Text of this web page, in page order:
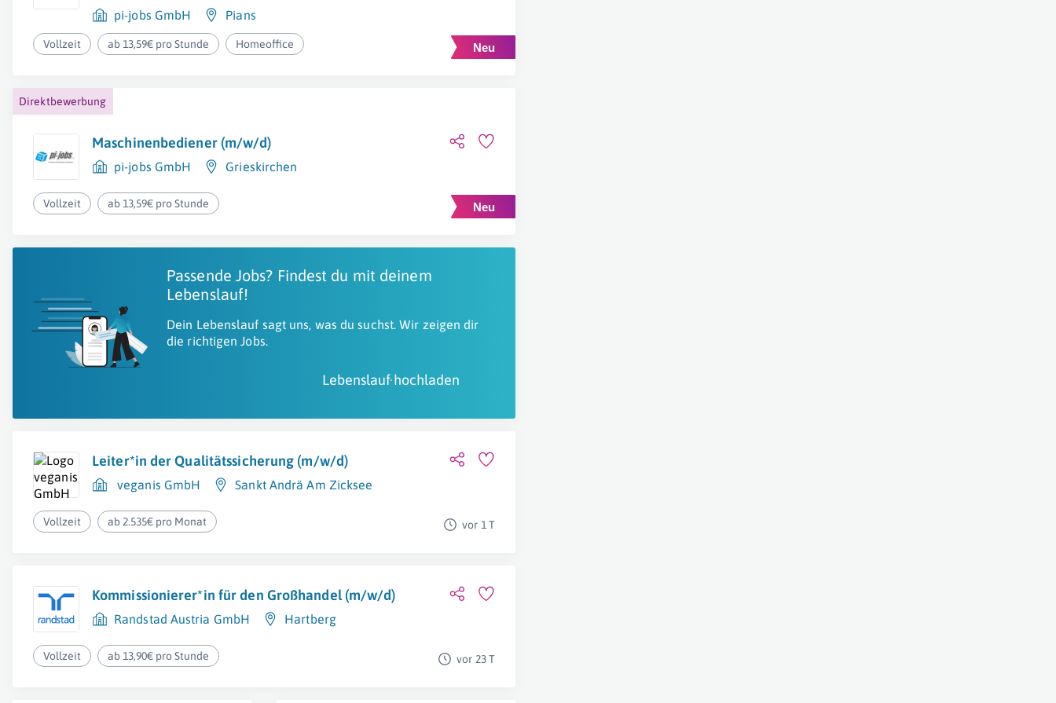
pi-jobs GmbH Pians
Vollzeit ab 13,59€ pro Stunde Homeoffice
Direktbewerbung
Maschinenbediener (m/w/d)
pi-jobs GmbH Grieskirchen
Vollzeit ab 13,59€ pro Stunde
Passende Jobs? Findest du mit deinem
Lebenslauf!
Dein Lebenslauf sagt uns, was du suchst. Wir zeigen dir
die richtigen Jobs.
Lebenslauf hochladen
Leiter*in der Qualitätssicherung (m/w/d)
veganis GmbH Sankt Andrä Am Zicksee
Vollzeit ab 2.535€ pro Monat vor 1 T
Kommissionierer*in für den Großhandel (m/w/d)
Randstad Austria GmbH Hartberg
Vollzeit ab 13,90€ pro Stunde vor 23 T